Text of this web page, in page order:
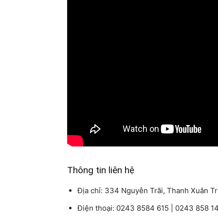
Thông tin liên hệ
Địa chỉ: 334 Nguyễn Trãi, Thanh Xuân
Điện thoại: 0243 8584 615 | 0243 858